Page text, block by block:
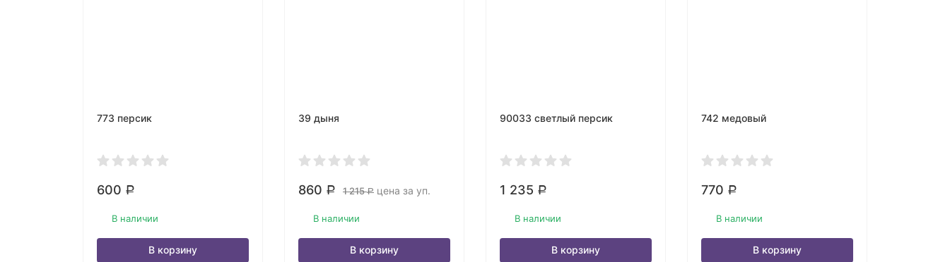
773 персик
600 Р
В наличии
В корзину
39 дыня
860 Р 1 215Р цена за уп.
В наличии
В корзину
90033 светлый персик
1 235 Р
В наличии
В корзину
742 медовый
770 Р
В наличии
В корзину